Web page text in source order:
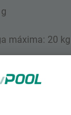
máxima: 20 kg